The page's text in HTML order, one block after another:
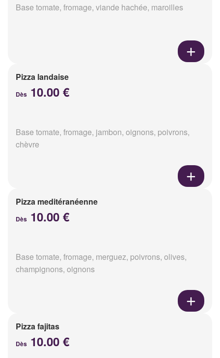
Base tomate, fromage, viande hachée, maroilles
Pizza landaise
Dès 10.00 €
Base tomate, fromage, jambon, oignons, poivrons,
chèvre
Pizza meditéranéenne
Dès 10.00 €
Base tomate, fromage, merguez, poivrons, olives,
champignons, oignons
Pizza fajitas
Dès 10.00 €